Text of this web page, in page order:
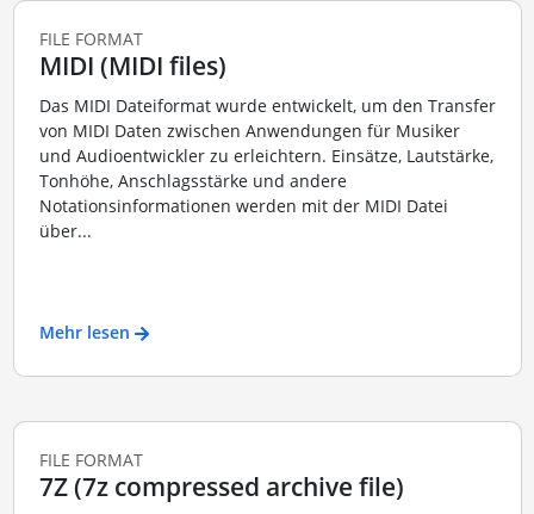
FILE FORMAT
MIDI (MIDI files)
Das MIDI Dateiformat wurde entwickelt, um den Transfer
von MIDI Daten zwischen Anwendungen für Musiker
und Audioentwickler zu erleichtern. Einsätze, Lautstärke,
Tonhöhe, Anschlagsstärke und andere
Notationsinformationen werden mit der MIDI Datei
über...
Mehr lesen
FILE FORMAT
7Z (7z compressed archive file)